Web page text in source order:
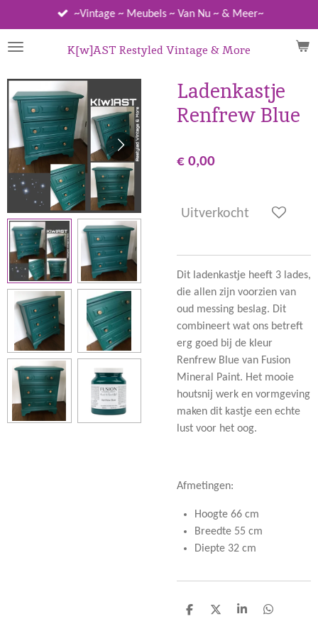
direct
naar
hoofdinhoud
K[w]AST Restyled Vintage & More
~Vintage ~ Meubels ~ Van Nu ~ & Meer~
Ladenkastje
Renfrew Blue
€ 0,00
Uitverkocht
Dit ladenkastje heeft 3 lades,
die allen zijn voorzien van
oud messing beslag. Dit
combineert wat ons betreft
erg goed bij de kleur
Renfrew Blue van Fusion
Mineral Paint. Het mooie
houtsnij werk en vormgeving
maken dit kastje een echte
lust voor het oog.
Afmetingen:
Hoogte 66 cm
Breedte 55 cm
Diepte 32 cm
D
D
S
D